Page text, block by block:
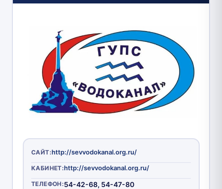
САЙТ:http://sevvodokanal.org.ru/
КАБИНЕТ:http://sevvodokanal.org.ru/
ТЕЛЕФОН:54-42-68, 54-47-80